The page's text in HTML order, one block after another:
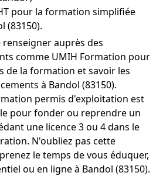
pour la formation simplifiée
(83150).
renseigner auprès des
comme UMIH Formation pour
de la formation et savoir les
à Bandol (83150).
permis d'exploitation est
pour fonder ou reprendre un
une licence 3 ou 4 dans le
N'oubliez pas cette
le temps de vous éduquer,
ou en ligne à Bandol (83150).